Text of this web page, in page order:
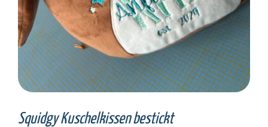
Squidgy Kuschelkissen bestickt